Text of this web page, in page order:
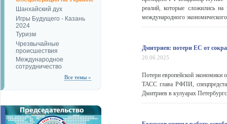
Шанхайский дух
Игры Будущего - Казань
2024
Туризм
Чрезвычайные
происшествия
Международное
сотрудничество
Все темы »
реалий, которые сложились
международного
Дмитриев: потери ЕС от
20.06.2025
Потери европейской экономики
ТАСС глава РФПИ,
Дмитриев в кулуарах